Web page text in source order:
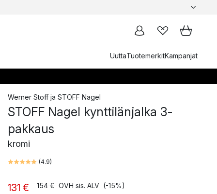
UuttaTuotemerkitKampanjat
Werner Stoff ja STOFF Nagel
STOFF Nagel kynttilänjalka 3-
pakkaus
kromi
(4.9)
131 € 154 € OVH sis. ALV (-15%)